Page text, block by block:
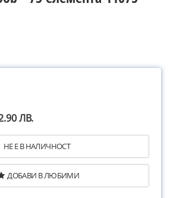
ЛВ.
НЕ Е В НАЛИЧНОСТ
ДОБАВИ В ЛЮБИМИ